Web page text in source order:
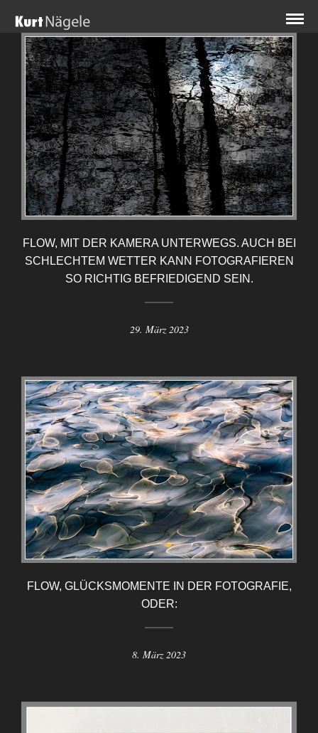
FLOW, MIT DER KAMERA UNTERWEGS. AUCH BEI
SCHLECHTEM WETTER KANN FOTOGRAFIEREN
SO RICHTIG BEFRIEDIGEND SEIN.
29. März 2023
FLOW, GLÜCKSMOMENTE IN DER FOTOGRAFIE,
ODER:
8. März 2023